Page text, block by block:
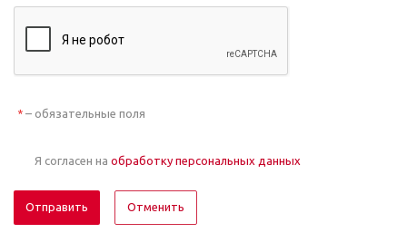
* – обязательные поля
Я согласен на обработку персональных данных
Отменить